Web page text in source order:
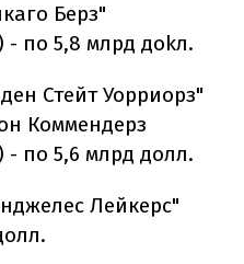
Берз"
по 5,8 млрд доkл.
Стейт Уорриорз"
Коммендерз
по 5,6 млрд долл.
Лейкерс"